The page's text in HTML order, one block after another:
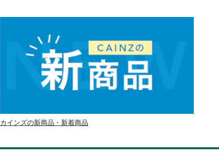
カインズの新商品・新着商品